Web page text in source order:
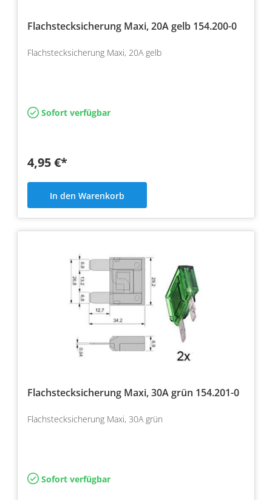
Flachstecksicherung Maxi, 20A gelb 154.200-0
Flachstecksicherung Maxi, 20A gelb
Sofort verfügbar
4,95 €*
In den Warenkorb
Flachstecksicherung Maxi, 30A grün 154.201-0
Flachstecksicherung Maxi, 30A grün
Sofort verfügbar